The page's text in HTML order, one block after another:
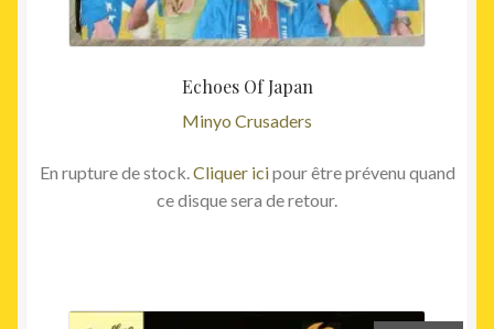
Echoes Of Japan
Minyo Crusaders
En rupture de stock.Cliquer icipour être prévenu quand
ce disque sera de retour.